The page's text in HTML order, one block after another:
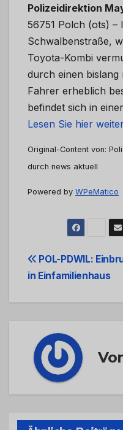
Polizeidirektion
56751 Polch (ots) –
Schwalbenstraße,
Toyota-Kombi
durch einen
Fahrer erheblich
befindet sich in
Lesen Sie hier
Original-Content von:
durch news aktuell
Powered by WPeMatico
Beitrags-
POL-PDWIL:
in Einfamilienhaus